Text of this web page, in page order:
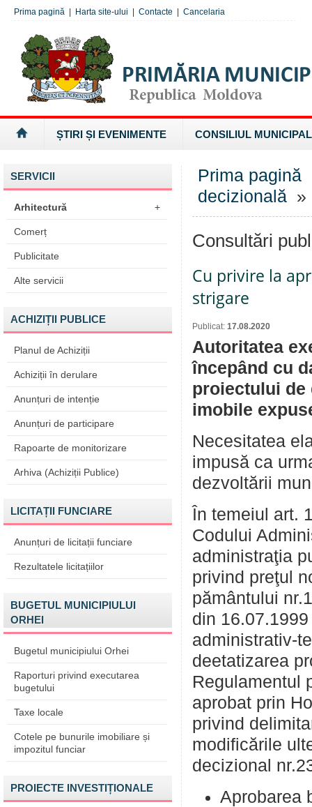
Prima pagină Harta site-ului Contacte Cancelaria
ȘTIRI ȘI EVENIMENTE CONSILIUL MUNICIPAL
SERVICII
Arhitectură +
Comerț
Publicitate
Alte servicii
ACHIZIȚII PUBLICE
Planul de Achiziții
Achiziții în derulare
Anunțuri de intenție
Anunțuri de participare
Rapoarte de monitorizare
Arhiva (Achiziții Publice)
LICITAȚII FUNCIARE
Anunțuri de licitații funciare
Rezultatele licitațiilor
BUGETUL MUNICIPIULUI
ORHEI
Bugetul municipiului Orhei
Raporturi privind executarea
bugetului
Taxe locale
Cotele pe bunurile imobiliare și
impozitul funciar
PROIECTE INVESTIȚIONALE
Prima pagină
decizională »
Consultări
Cu privire la
strigare
Publicat: 17.08.2020
Autoritatea
începând cu
proiectului de
imobile
Necesitatea
impusă ca
dezvoltării
În temeiul art.
Codului
administraţia
privind preţul
pământului
din
administrativ-
deetatizarea
Regulamentul
aprobat prin
privind
modificările
decizional
Aprobarea